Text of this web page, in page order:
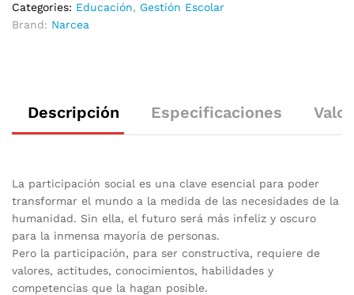
Categories: Educación, Gestión Escolar
Brand: Narcea
Descripción Especificaciones
La participación social es una clave esencial para poder
transformar el mundo a la medida de las necesidades de la
humanidad. Sin ella, el futuro será más infeliz y oscuro
para la inmensa mayoría de personas.
Pero la participación, para ser constructiva, requiere de
valores, actitudes, conocimientos, habilidades y
competencias que la hagan posible.